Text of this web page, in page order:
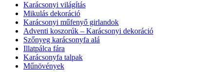
Karácsonyi világítás
Mikulás dekoráció
Karácsonyi műfenyő girlandok
Adventi koszorúk – Karácsonyi dekoráció
Szőnyeg karácsonyfa alá
Illatpálca fára
Karácsonyfa talpak
Műnövények